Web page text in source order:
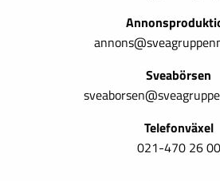
Sveabörsen
Telefonväxel
021-470 26 00